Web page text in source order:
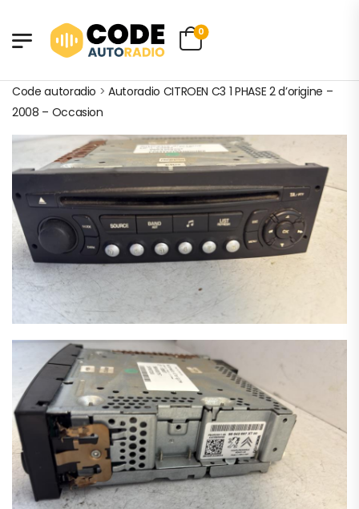
0
Code autoradio >Autoradio CITROEN C3 1 PHASE 2 d’origine –
2008 – Occasion